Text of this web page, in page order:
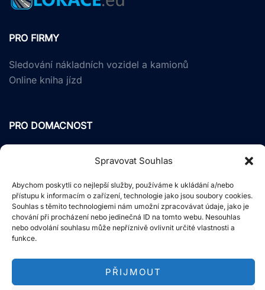
Spravovat Souhlas
Abychom poskytli co nejlepší služby, používáme k ukládání a/nebo
přístupu k informacím o zařízení, technologie jako jsou soubory cookies.
Souhlas s těmito technologiemi nám umožní zpracovávat údaje, jako je
chování při procházení nebo jedinečná ID na tomto webu. Nesouhlas
nebo odvolání souhlasu může nepříznivě ovlivnit určité vlastnosti a
funkce.
PŘIJMOUT
PRO FIRMY
Sledování nákladních vozidel a kamionů
Online kniha jízd
PRO DOMACNOST
Zabezpečení motocyklů
Elektro kola a koloběžky
ZAJÍMAVÉ